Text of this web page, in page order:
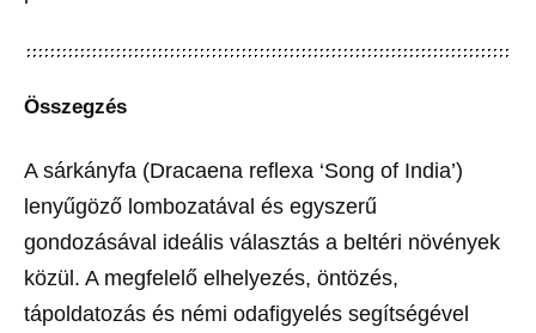
Összegzés
A sárkányfa (Dracaena reflexa ‘Song of India’)
lenyűgöző lombozatával és egyszerű
gondozásával ideális választás a beltéri növények
közül. A megfelelő elhelyezés, öntözés,
tápoldatozás és némi odafigyelés segítségével